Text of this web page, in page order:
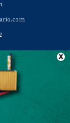
privacidad